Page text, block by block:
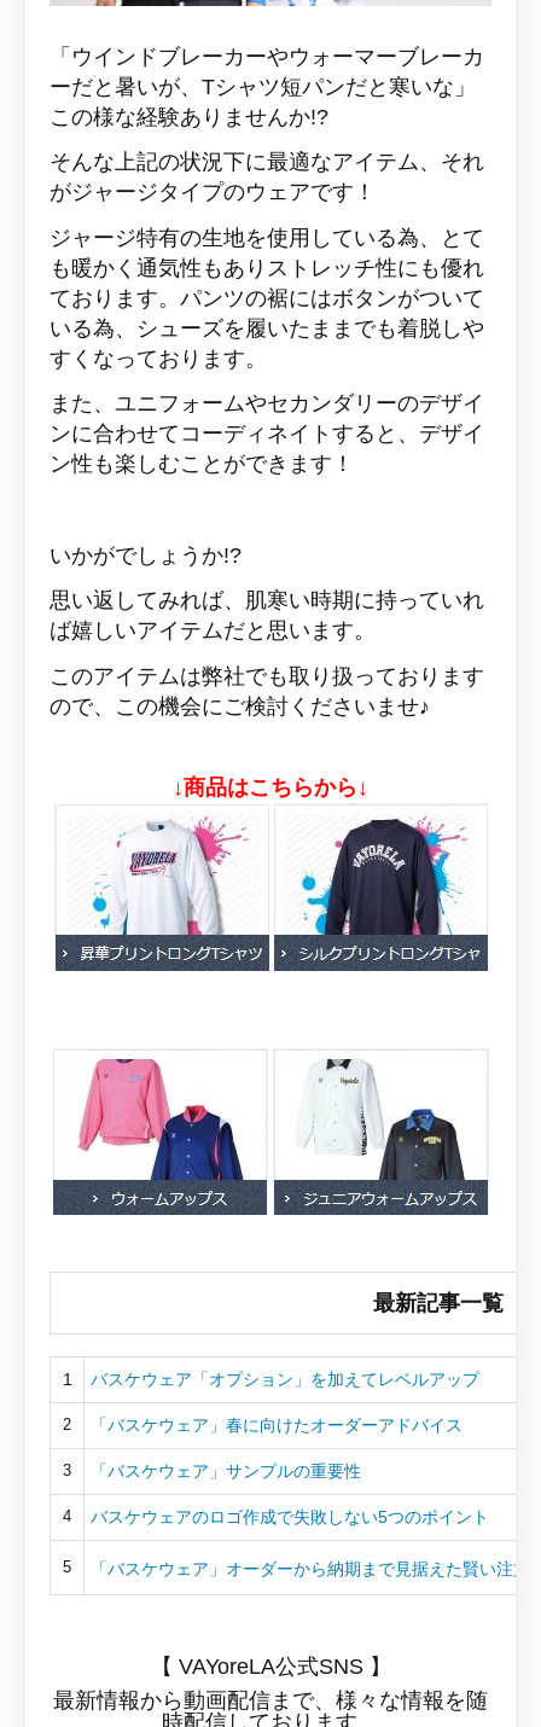
「ウインドブレーカーやウォーマーブレーカ
ーだと暑いが、Tシャツ短パンだと寒いな」
この様な経験ありませんか!?
そんな上記の状況下に最適なアイテム、それ
がジャージタイプのウェアです！
ジャージ特有の生地を使用している為、とて
も暖かく通気性もありストレッチ性にも優れ
ております。 パンツの裾にはボタンがついて
いる為、シューズを履いたままでも着脱しや
すくなっております。
また、ユニフォームやセカンダリーのデザイ
ンに合わせてコーディネイトすると、デザイ
ン性も楽しむことができます！
いかがでしょうか!?
思い返してみれば、肌寒い時期に持っていれ
ば嬉しいアイテムだと思います。
このアイテムは弊社でも取り扱っております
ので、この機会にご検討くださいませ♪
↓商品はこちらから↓
最新記事一覧
1 バスケウェア「オプション」を加えてレベルアップ
2 「バスケウェア」春に向けたオーダーアドバイス
3 「バスケウェア」サンプルの重要性
4 バスケウェアのロゴ作成で失敗しない5つのポイント
5 「バスケウェア」オーダーから納期まで見据えた賢い注文
【 VAYoreLA公式SNS 】
最新情報から動画配信まで、様々な情報を随